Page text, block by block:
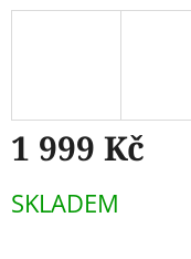
1 999 Kč
cena:
SKLADEM